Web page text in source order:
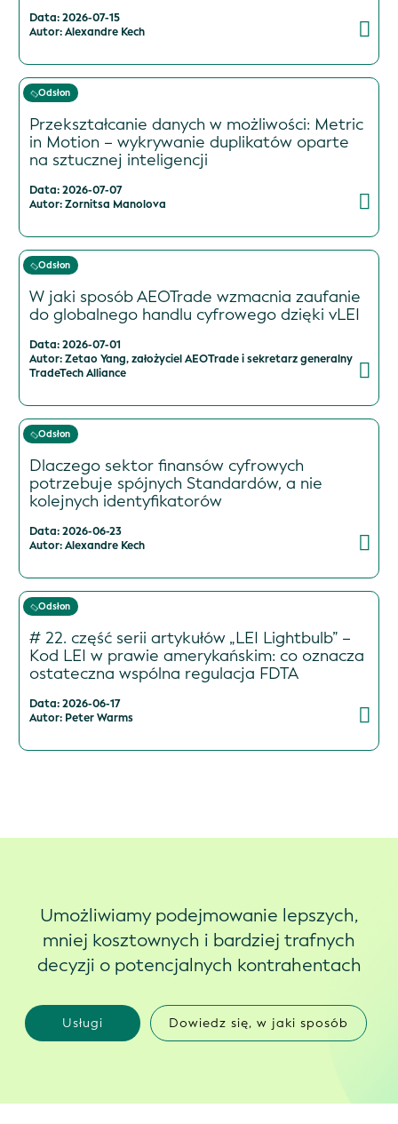
Data: 2026-07-15
Autor: Alexandre Kech
Odsłon
Przekształcanie danych w możliwości: Metric
in Motion – wykrywanie duplikatów oparte
na sztucznej inteligencji
Data: 2026-07-07
Autor: Zornitsa Manolova
Odsłon
W jaki sposób AEOTrade wzmacnia zaufanie
do globalnego handlu cyfrowego dzięki vLEI
Data: 2026-07-01
Autor: Zetao Yang, założyciel AEOTrade i sekretarz generalny
TradeTech Alliance
Odsłon
Dlaczego sektor finansów cyfrowych
potrzebuje spójnych Standardów, a nie
kolejnych identyfikatorów
Data: 2026-06-23
Autor: Alexandre Kech
Odsłon
# 22. część serii artykułów „LEI Lightbulb” –
Kod LEI w prawie amerykańskim: co oznacza
ostateczna wspólna regulacja FDTA
Data: 2026-06-17
Autor: Peter Warms
Umożliwiamy podejmowanie lepszych,
mniej kosztownych i bardziej trafnych
decyzji o potencjalnych kontrahentach
Usługi Dowiedz się, w jaki sposób